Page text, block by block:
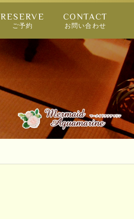
RESERVE
ご予約
CONTACT
お問い合わせ